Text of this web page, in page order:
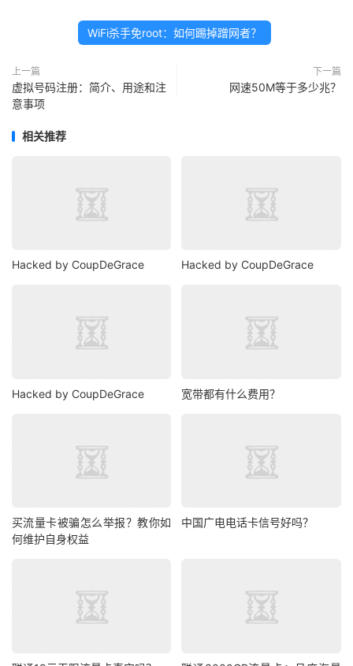
WiFi杀手免root：如何踢掉蹭网者？
上一篇
虚拟号码注册：简介、用途和注
意事项
下一篇
网速50M等于多少兆？
相关推荐
Hacked by CoupDeGrace Hacked by CoupDeGrace
Hacked by CoupDeGrace 宽带都有什么费用？
买流量卡被骗怎么举报？教你如
何维护自身权益
中国广电电话卡信号好吗？